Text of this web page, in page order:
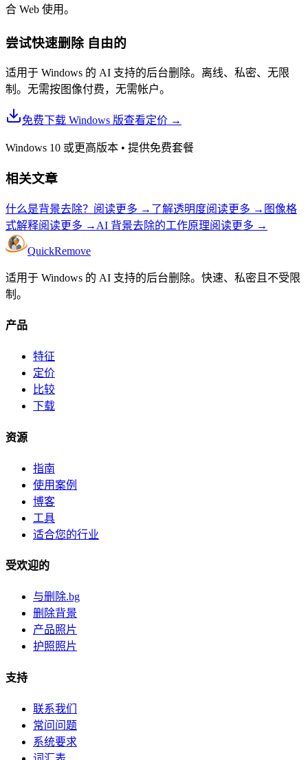
合 Web 使用。
尝试快速删除 自由的
适用于 Windows 的 AI 支持的后台删除。离线、私密、无限
制。无需按图像付费，无需帐户。
免费下载 Windows 版查看定价 →
Windows 10 或更高版本 • 提供免费套餐
相关文章
什么是背景去除？ 阅读更多 → 了解透明度阅读更多 → 图像格
式解释阅读更多 → AI 背景去除的工作原理阅读更多 →
QuickRemove
适用于 Windows 的 AI 支持的后台删除。快速、私密且不受限
制。
产品
特征
定价
比较
下载
资源
指南
使用案例
博客
工具
适合您的行业
受欢迎的
与删除.bg
删除背景
产品照片
护照照片
支持
联系我们
常问问题
系统要求